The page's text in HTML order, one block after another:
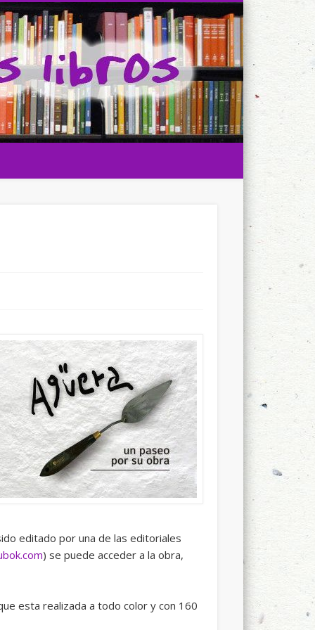
editado por una de las editoriales
) se puede acceder a la obra,
esta realizada a todo color y con 160